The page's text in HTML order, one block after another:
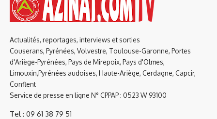
Actualités, reportages, interviews et sorties
Couserans, Pyrénées, Volvestre, Toulouse-Garonne, Portes
d'Ariège-Pyrénées, Pays de Mirepoix, Pays d'Olmes,
Limouxin,Pyrénées audoises, Haute-Ariège, Cerdagne, Capcir,
Conflent
Service de presse en ligne N° CPPAP : 0523 W 93100
Tel : 09 61 38 79 51